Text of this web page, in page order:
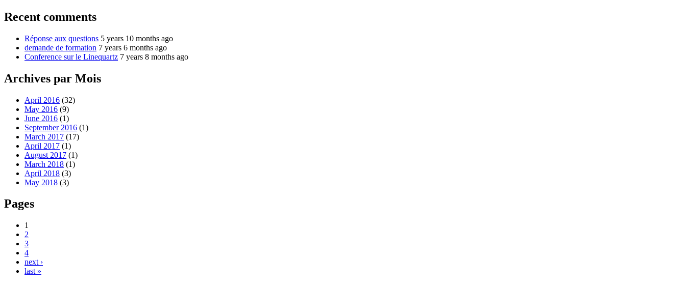
Recent comments
Réponse aux questions 5 years 10 months ago
demande de formation 7 years 6 months ago
Conference sur le Linequartz 7 years 8 months ago
Archives par Mois
April 2016 (32)
May 2016 (9)
June 2016 (1)
September 2016 (1)
March 2017 (17)
April 2017 (1)
August 2017 (1)
March 2018 (1)
April 2018 (3)
May 2018 (3)
Pages
1
2
3
4
next ›
last »